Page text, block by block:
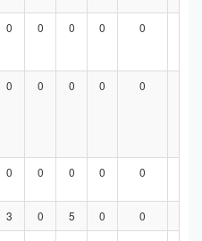
0 0 0 0 0
0 0 0 0 0
0 0 0 0 0
3 0 5 0 0